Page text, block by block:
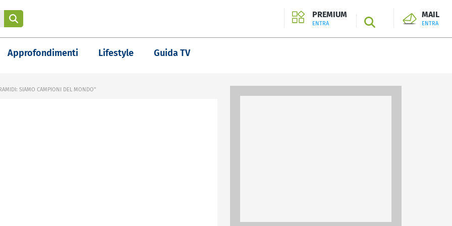
PREMIUM
ENTRA SEARCH
MAIL
ENTRA
Approfondimenti Lifestyle Guida TV
SIAMO CAMPIONI DEL MONDO"